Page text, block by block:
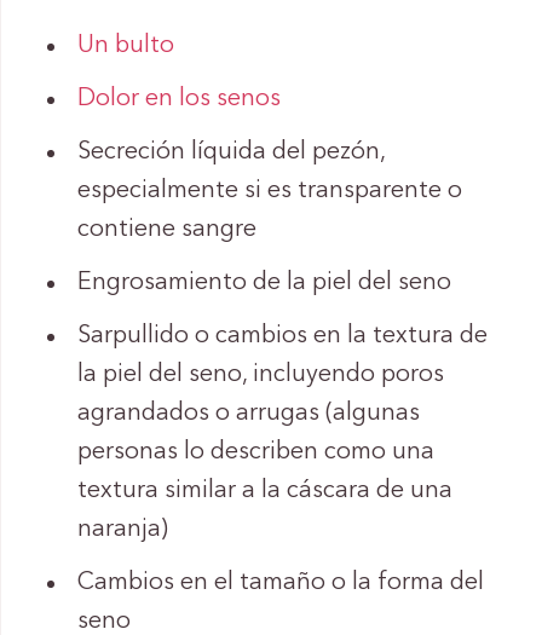
Un bulto
Dolor en los senos
Secreción líquida del pezón,
especialmente si es transparente o
contiene sangre
Engrosamiento de la piel del seno
Sarpullido o cambios en la textura de
la piel del seno, incluyendo poros
agrandados o arrugas (algunas
personas lo describen como una
textura similar a la cáscara de una
naranja)
Cambios en el tamaño o la forma del
seno